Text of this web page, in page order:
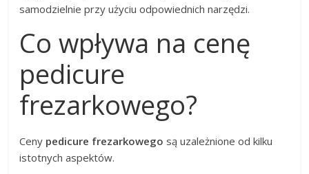
samodzielnie przy użyciu odpowiednich narzędzi.
Co wpływa na cenę
pedicure
frezarkowego?
Ceny pedicure frezarkowego są uzależnione od kilku
istotnych aspektów.